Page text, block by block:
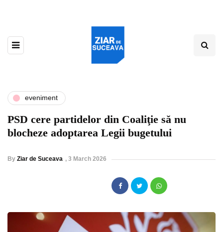
eveniment
PSD cere partidelor din Coaliţie să nu
blocheze adoptarea Legii bugetului
By Ziar de Suceava , 3 March 2026